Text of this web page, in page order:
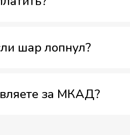
шар лопнул?
за МКАД?